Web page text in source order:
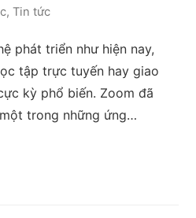
,Tin tức
phát triển như hiện nay,
tập trực tuyến hay giao
kỳ phổ biến. Zoom đã
trong những ứng…